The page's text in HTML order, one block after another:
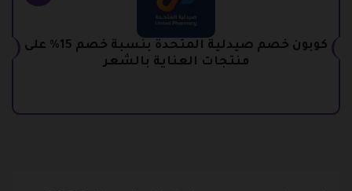
كوبون خصم صيدلية المتحدة بنسبة خصم 15% على
منتجات العناية بالشعر